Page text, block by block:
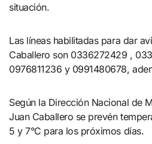
situación.
Las líneas habilitadas para dar
Caballero son 0336272429 ,
0976811236 y 0991480678,
Según la Dirección Nacional de
Juan Caballero se prevén
5 y 7°C para los próximos días.